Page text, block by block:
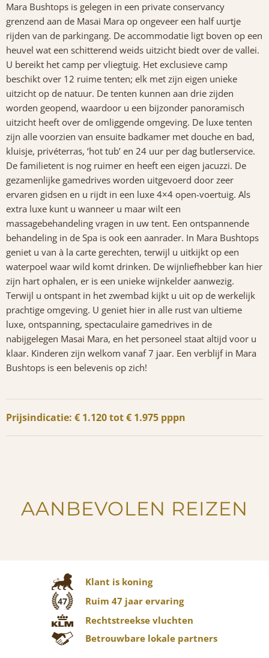
Mara Bushtops is gelegen in een private conservancy
grenzend aan de Masai Mara op ongeveer een half uurtje
rijden van de parkingang. De accommodatie ligt boven op een
heuvel wat een schitterend weids uitzicht biedt over de vallei.
U bereikt het camp per vliegtuig. Het exclusieve camp
beschikt over 12 ruime tenten; elk met zijn eigen unieke
uitzicht op de natuur. De tenten kunnen aan drie zijden
worden geopend, waardoor u een bijzonder panoramisch
uitzicht heeft over de omliggende omgeving. De luxe tenten
zijn alle voorzien van ensuite badkamer met douche en bad,
kluisje, privéterras, ‘hot tub’ en 24 uur per dag butlerservice.
De familietent is nog ruimer en heeft een eigen jacuzzi. De
gezamenlijke gamedrives worden uitgevoerd door zeer
ervaren gidsen en u rijdt in een luxe 4×4 open-voertuig. Als
extra luxe kunt u wanneer u maar wilt een
massagebehandeling vragen in uw tent. Een ontspannende
behandeling in de Spa is ook een aanrader. In Mara Bushtops
geniet u van à la carte gerechten, terwijl u uitkijkt op een
waterpoel waar wild komt drinken. De wijnliefhebber kan hier
zijn hart ophalen, er is een unieke wijnkelder aanwezig.
Terwijl u ontspant in het zwembad kijkt u uit op de werkelijk
prachtige omgeving. U geniet hier in alle rust van ultieme
luxe, ontspanning, spectaculaire gamedrives in de
nabijgelegen Masai Mara, en het personeel staat altijd voor u
klaar. Kinderen zijn welkom vanaf 7 jaar. Een verblijf in Mara
Bushtops is een belevenis op zich!
Prijsindicatie: € 1.120 tot € 1.975 pppn
AANBEVOLEN REIZEN
Klant is koning
47
Ruim 47 jaar ervaring
Rechtstreekse vluchten
Betrouwbare lokale partners